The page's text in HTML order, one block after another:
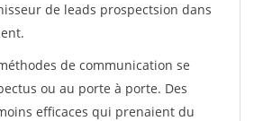
de leads prospectsion dans
de communication se
ou au porte à porte. Des
efficaces qui prenaient du